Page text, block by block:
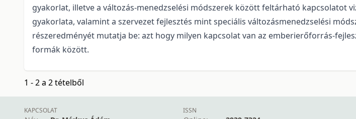
gyakorlat, illetve a változás-menedzselési módszerek között feltárható kapcsolatot
gyakorlata, valamint a szervezet fejlesztés mint speciális változásmenedzselési
részeredményét mutatja be: azt hogy milyen kapcsolat van az emberierőforrás-
formák között.
1 - 2 a 2 tételből
KAPCSOLAT ISSN